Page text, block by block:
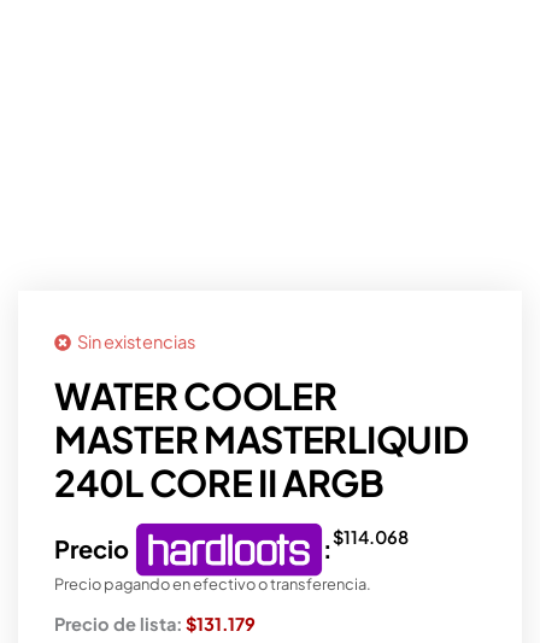
Sin existencias
WATER COOLER
MASTER MASTERLIQUID
240L CORE II ARGB
Precio :$114.068
Precio pagando en efectivo o transferencia.
Precio de lista: $131.179